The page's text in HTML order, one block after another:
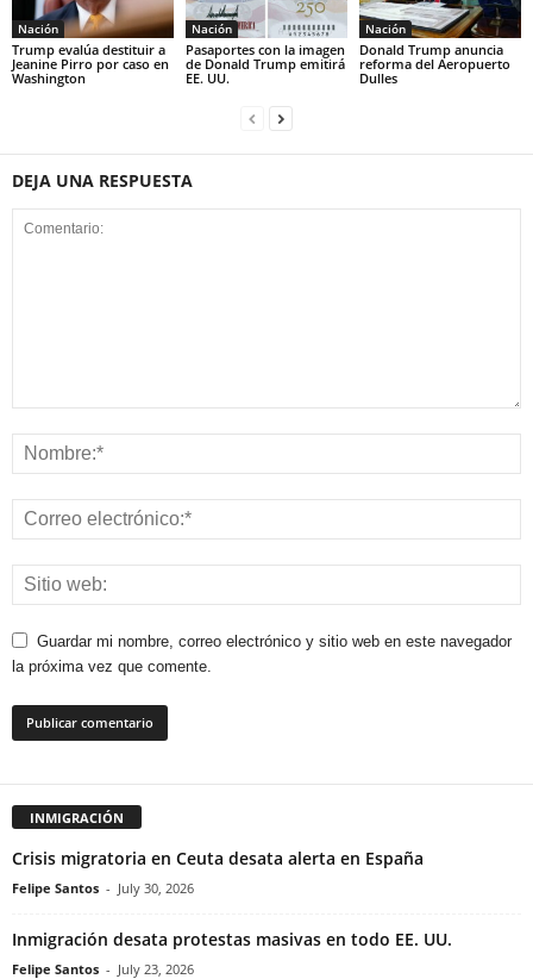
Nación
Trump evalúa destituir a
Jeanine Pirro por caso en
Washington
Nación
Pasaportes con la imagen
de Donald Trump emitirá
EE. UU.
Nación
Donald Trump anuncia
reforma del Aeropuerto
Dulles
DEJA UNA RESPUESTA
Guardar mi nombre, correo electrónico y sitio web en este navegador
la próxima vez que comente.
INMIGRACIÓN
Crisis migratoria en Ceuta desata alerta en España
Felipe Santos - July 30, 2026
Inmigración desata protestas masivas en todo EE. UU.
Felipe Santos - July 23, 2026